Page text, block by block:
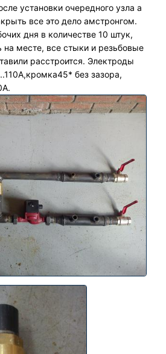
установки очередного узла а
все это дело амстронгом.
дня в количестве 10 штук,
на месте, все стыки и резьбовые
расстроится. Электроды
без зазора,